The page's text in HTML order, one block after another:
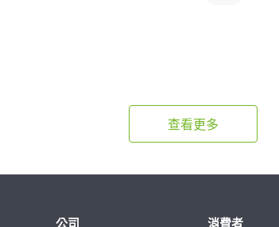
查看更多
公司 消費者